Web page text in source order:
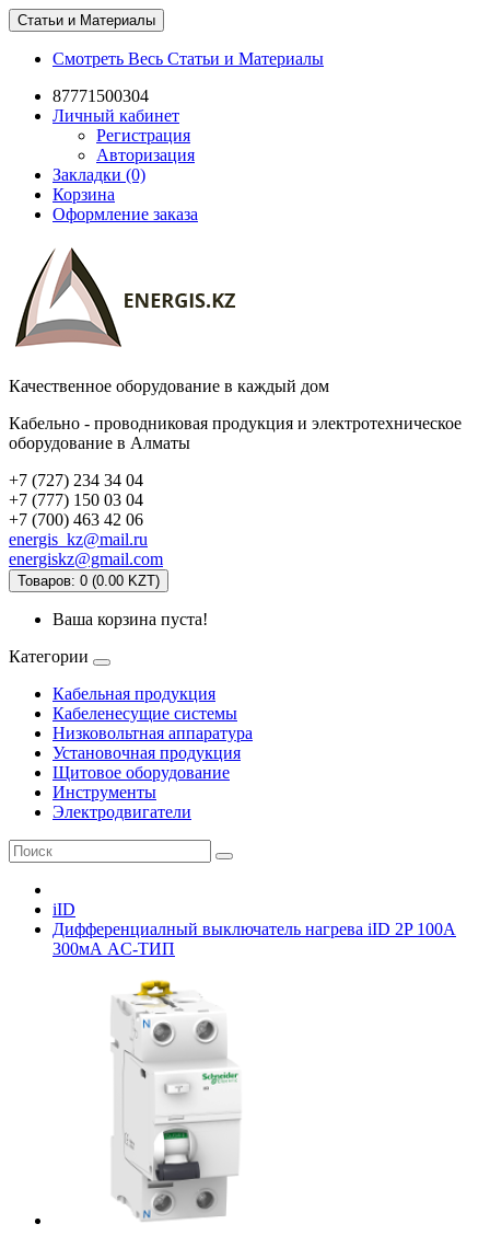
Статьи и Материалы
Смотреть Весь Статьи и Материалы
87771500304
Личный кабинет
Регистрация
Авторизация
Закладки (0)
Корзина
Оформление заказа
Качественное оборудование в каждый дом
Кабельно - проводниковая продукция и электротехническое
оборудование в Алматы
+7 (727) 234 34 04
+7 (777) 150 03 04
+7 (700) 463 42 06
energis_kz@mail.ru
energiskz@gmail.com
Товаров: 0 (0.00 KZT)
Ваша корзина пуста!
Категории
Кабельная продукция
Кабеленесущие системы
Низковольтная аппаратура
Установочная продукция
Щитовое оборудование
Инструменты
Электродвигатели
iID
Дифференциалный выключатель нагрева iID 2P 100A
300мА AC-ТИП